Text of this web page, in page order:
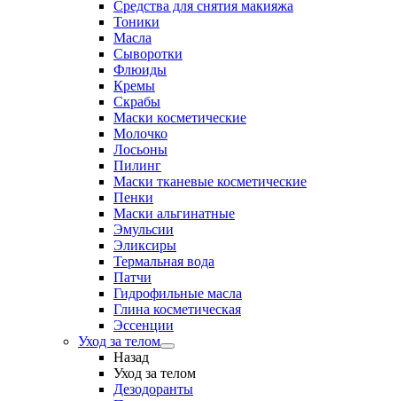
Средства для снятия макияжа
Тоники
Масла
Сыворотки
Флюиды
Кремы
Скрабы
Маски косметические
Молочко
Лосьоны
Пилинг
Маски тканевые косметические
Пенки
Маски альгинатные
Эмульсии
Эликсиры
Термальная вода
Патчи
Гидрофильные масла
Глина косметическая
Эссенции
Уход за телом
Назад
Уход за телом
Дезодоранты